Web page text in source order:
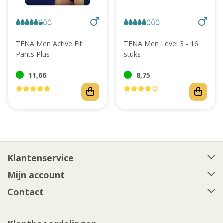
Abonnement
TENA Men Active Fit
Pants Plus
11,66
TENA Men Level 3 - 16
stuks
8,75
Klantenservice
Mijn account
Contact